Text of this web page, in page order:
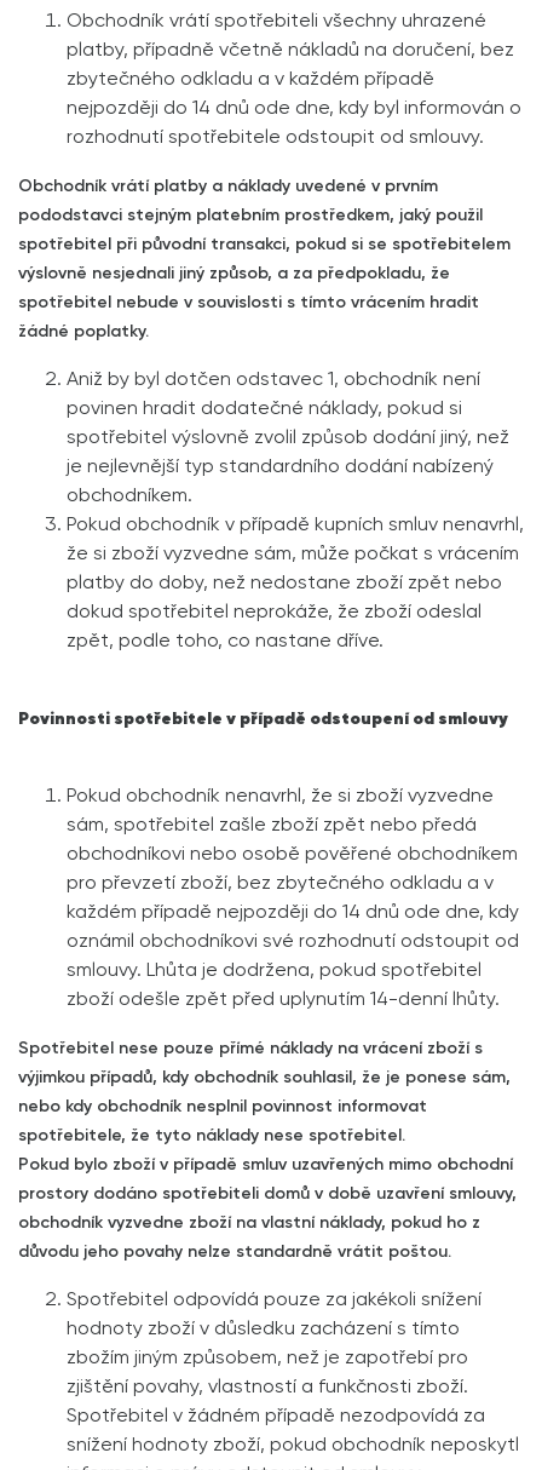
Obchodník vrátí spotřebiteli všechny uhrazené
platby, případně včetně nákladů na doručení, bez
zbytečného odkladu a v každém případě
nejpozději do 14 dnů ode dne, kdy byl informován o
rozhodnutí spotřebitele odstoupit od smlouvy.
Obchodník vrátí platby a náklady uvedené v prvním
pododstavci stejným platebním prostředkem, jaký použil
spotřebitel při původní transakci, pokud si se spotřebitelem
výslovně nesjednali jiný způsob, a za předpokladu, že
spotřebitel nebude v souvislosti s tímto vrácením hradit
žádné poplatky.
Aniž by byl dotčen odstavec 1, obchodník není
povinen hradit dodatečné náklady, pokud si
spotřebitel výslovně zvolil způsob dodání jiný, než
je nejlevnější typ standardního dodání nabízený
obchodníkem.
Pokud obchodník v případě kupních smluv nenavrhl,
že si zboží vyzvedne sám, může počkat s vrácením
platby do doby, než nedostane zboží zpět nebo
dokud spotřebitel neprokáže, že zboží odeslal
zpět, podle toho, co nastane dříve.
Povinnosti spotřebitele v případě odstoupení od smlouvy
Pokud obchodník nenavrhl, že si zboží vyzvedne
sám, spotřebitel zašle zboží zpět nebo předá
obchodníkovi nebo osobě pověřené obchodníkem
pro převzetí zboží, bez zbytečného odkladu a v
každém případě nejpozději do 14 dnů ode dne, kdy
oznámil obchodníkovi své rozhodnutí odstoupit od
smlouvy. Lhůta je dodržena, pokud spotřebitel
zboží odešle zpět před uplynutím 14-denní lhůty.
Spotřebitel nese pouze přímé náklady na vrácení zboží s
výjimkou případů, kdy obchodník souhlasil, že je ponese sám,
nebo kdy obchodník nesplnil povinnost informovat
spotřebitele, že tyto náklady nese spotřebitel.
Pokud bylo zboží v případě smluv uzavřených mimo obchodní
prostory dodáno spotřebiteli domů v době uzavření smlouvy,
obchodník vyzvedne zboží na vlastní náklady, pokud ho z
důvodu jeho povahy nelze standardně vrátit poštou.
Spotřebitel odpovídá pouze za jakékoli snížení
hodnoty zboží v důsledku zacházení s tímto
zbožím jiným způsobem, než je zapotřebí pro
zjištění povahy, vlastností a funkčnosti zboží.
Spotřebitel v žádném případě nezodpovídá za
snížení hodnoty zboží, pokud obchodník neposkytl